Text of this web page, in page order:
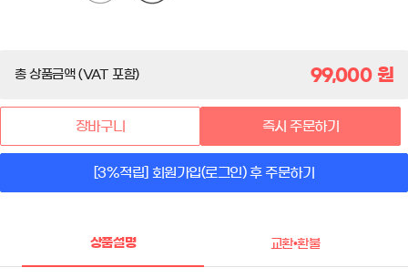
총 상품금액 (VAT 포함) 99,000원
장바구니 즉시 주문하기
[3%적립] 회원가입(로그인) 후 주문하기
상품설명 교환•환불